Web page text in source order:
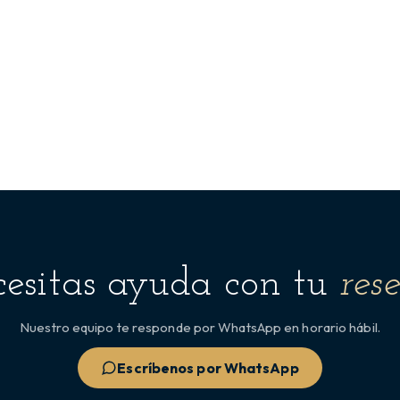
ayuda con tu
Nuestro equipo te responde por WhatsApp en horario hábil.
Escríbenos por WhatsApp